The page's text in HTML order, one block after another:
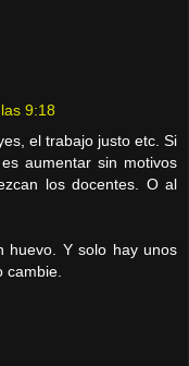
9:18
el trabajo justo etc. Si
aumentar sin motivos
los docentes. O al
huevo. Y solo hay unos
cambie.